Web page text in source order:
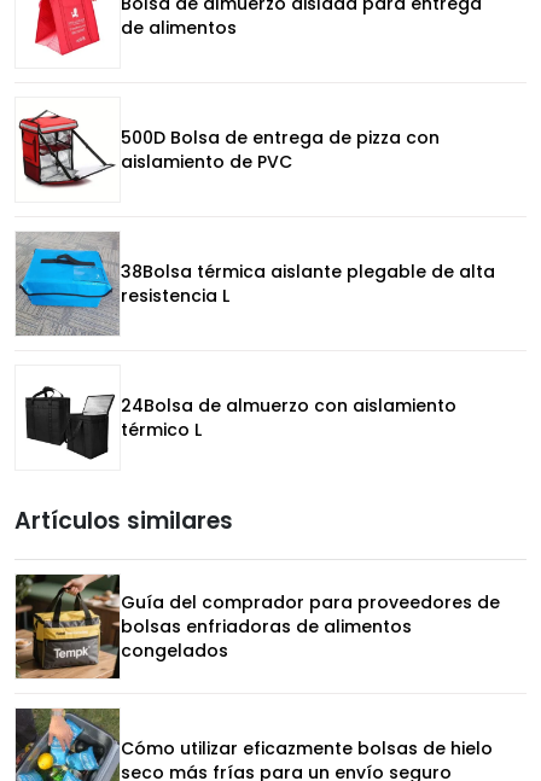
de alimentos
500D Bolsa de entrega de pizza con
aislamiento de PVC
38Bolsa térmica aislante plegable de alta
resistencia L
24Bolsa de almuerzo con aislamiento
térmico L
Artículos similares
Guía del comprador para proveedores de
bolsas enfriadoras de alimentos
congelados
Cómo utilizar eficazmente bolsas de hielo
seco más frías para un envío seguro